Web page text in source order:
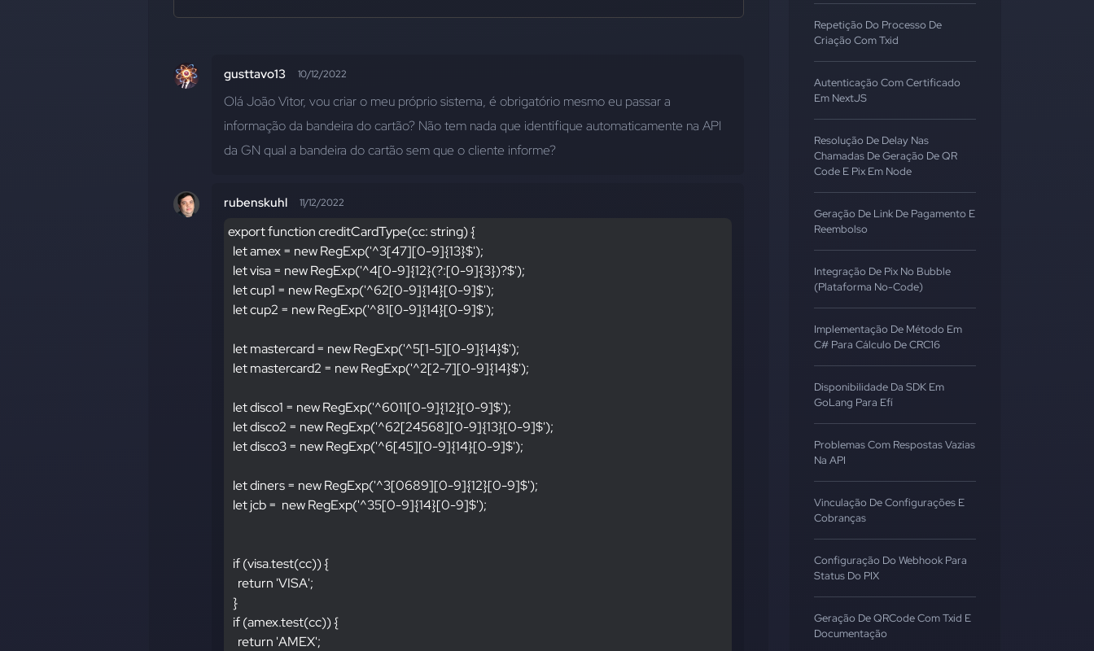
gusttavo13 10/12/2022
Olá João Vitor, vou criar o meu próprio sistema, é obrigatório mesmo eu passar a
informação da bandeira do cartão? Não tem nada que identifique automaticamente na API
da GN qual a bandeira do cartão sem que o cliente informe?
rubenskuhl 11/12/2022
export function creditCardType(cc: string) {
  let amex = new RegExp('^3[47][0-9]{13}$');
  let visa = new RegExp('^4[0-9]{12}(?:[0-9]{3})?$');
  let cup1 = new RegExp('^62[0-9]{14}[0-9]
$');
  let cup2 = new RegExp('^81[0-9]{14}[0-9]
$');
  let mastercard = new RegExp('^5[1-5][0-9]{14}$');
  let mastercard2 = new RegExp('^2[2-7][0-9]{14}$');
  let disco1 = new RegExp('^6011[0-9]{12}[0-9]
$');
  let disco2 = new RegExp('^62[24568][0-9]{13}[0-9]
$');
  let disco3 = new RegExp('^6[45][0-9]{14}[0-9]
$');
  let diners = new RegExp('^3[0689][0-9]{12}[0-9]
$');
  let jcb =  new RegExp('^35[0-9]{14}[0-9]
$');
  if (visa.test(cc)) {
    return 'VISA';
  }
  if (amex.test(cc)) {
    return 'AMEX';
Repetição Do Processo De
Criação Com Txid
Autenticação Com Certificado
Em NextJS
Resolução De Delay Nas
Chamadas De Geração De QR
Code E Pix Em Node
Geração De Link De Pagamento E
Reembolso
Integração De Pix No Bubble
(Plataforma No-Code)
Implementação De Método Em
C# Para Cálculo De CRC16
Disponibilidade Da SDK Em
GoLang Para Efí
Problemas Com Respostas Vazias
Na API
Vinculação De Configurações E
Cobranças
Configuração Do Webhook Para
Status Do PIX
Geração De QRCode Com Txid E
Documentação